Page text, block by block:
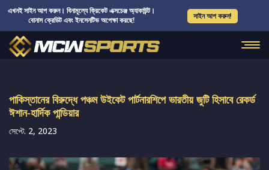
এখনই সাইন আপ করুন। বিনামূল্যে ক্রিকেট এক্সচেঞ্জ অ্যাকাউন্ট।
বোনাস ক্রেডিট এবং ইনসেনটিভ অপেক্ষা করছে!
সাইন আপ করুন!
পাকিস্তানের বিরুদ্ধে পঞ্চম উইকেট পার্টনারশিপে ভারতীয় জুটি হিসাবে রেকর্ড
ঈশান-হার্দিক পান্ডিয়ার
সেপ্টে. 2, 2023